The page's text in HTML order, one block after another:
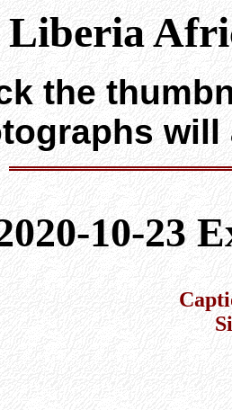
Liberia
the
10-23